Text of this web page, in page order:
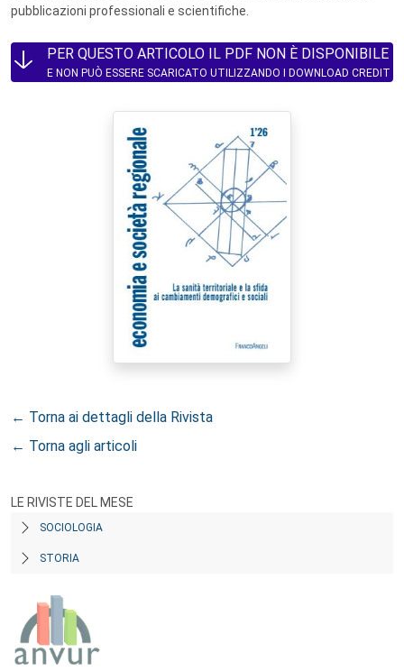
pubblicazioni professionali e scientifiche.
PER QUESTO ARTICOLO IL PDF NON È DISPONIBILE
E NON PUÒ ESSERE SCARICATO UTILIZZANDO I DOWNLOAD CREDIT
← Torna ai dettagli della Rivista
← Torna agli articoli
LE RIVISTE DEL MESE
SOCIOLOGIA
STORIA